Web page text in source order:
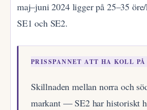
maj–juni 2024 ligger på 25–35
SE1 och SE2.
PRISSPANNET ATT HA KOLL PÅ
Skillnaden mellan norra och
markant — SE2 har historiskt